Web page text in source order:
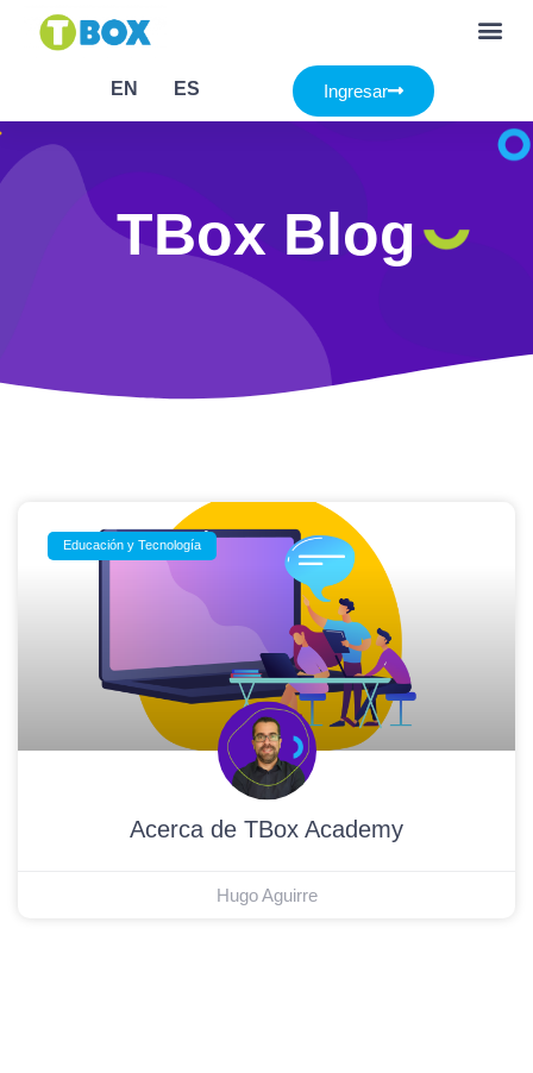
EN ES Ingresar
TBox Blog
Educación y Tecnología
Acerca de TBox Academy
Hugo Aguirre